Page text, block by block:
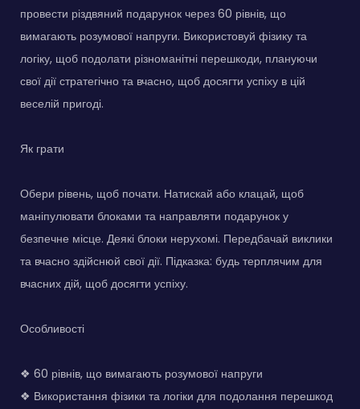
провести різдвяний подарунок через 60 рівнів, що
вимагають розумової напруги. Використовуй фізику та
логіку, щоб подолати різноманітні перешкоди, плануючи
свої дії стратегічно та вчасно, щоб досягти успіху в цій
веселій пригоді.
Як грати
Обери рівень, щоб почати. Натискай або клацай, щоб
маніпулювати блоками та направляти подарунок у
безпечне місце. Деякі блоки нерухомі. Передбачай виклики
та вчасно здійснюй свої дії. Підказка: будь терплячим для
вчасних дій, щоб досягти успіху.
Особливості
❖ 60 рівнів, що вимагають розумової напруги
❖ Використання фізики та логіки для подолання перешкод